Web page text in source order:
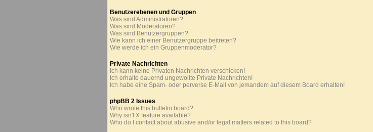
Benutzerebenen und Gruppen
Was sind Administratoren?
Was sind Moderatoren?
Was sind Benutzergruppen?
Wie kann ich einer Benutzergruppe beitreten?
Wie werde ich ein Gruppenmoderator?
Private Nachrichten
Ich kann keine Privaten Nachrichten verschicken!
Ich erhalte dauernd ungewollte Private Nachrichten!
Ich habe eine Spam- oder perverse E-Mail von jemandem auf diesem Board erhalten!
phpBB 2 Issues
Who wrote this bulletin board?
Why isn't X feature available?
Who do I contact about abusive and/or legal matters related to this board?